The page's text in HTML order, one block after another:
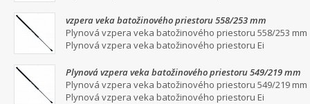
vzpera veka batožinového priestoru 558/253 mm
Plynová vzpera veka batožinového priestoru 558/253 mm
Plynová vzpera veka batožinového priestoru Ei
Plynová vzpera veka batožinového priestoru 549/219 mm
Plynová vzpera veka batožinového priestoru 549/219 mm
Plynová vzpera veka batožinového priestoru Ei